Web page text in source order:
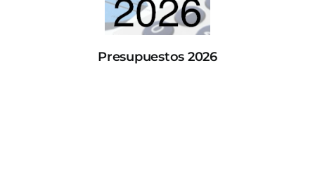
Presupuestos 2026